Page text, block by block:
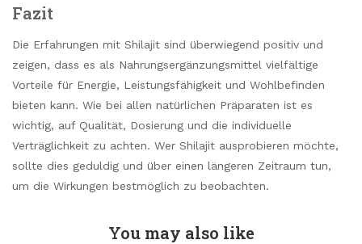
Fazit
Die Erfahrungen mit Shilajit sind überwiegend positiv und
zeigen, dass es als Nahrungsergänzungsmittel vielfältige
Vorteile für Energie, Leistungsfähigkeit und Wohlbefinden
bieten kann. Wie bei allen natürlichen Präparaten ist es
wichtig, auf Qualität, Dosierung und die individuelle
Verträglichkeit zu achten. Wer Shilajit ausprobieren möchte,
sollte dies geduldig und über einen längeren Zeitraum tun,
um die Wirkungen bestmöglich zu beobachten.
You may also like